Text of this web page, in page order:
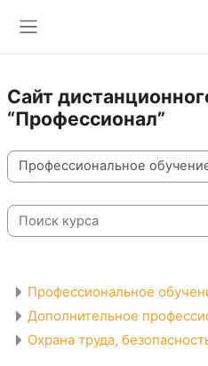
Сайт
“Профессионал”
Категории курсов
Поиск курса
Профессиональное
Дополнительное
Охрана труда,